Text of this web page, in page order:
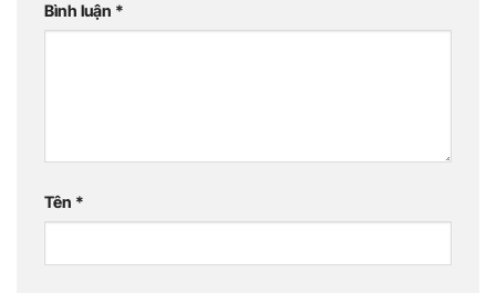
Bình luận *
Tên *